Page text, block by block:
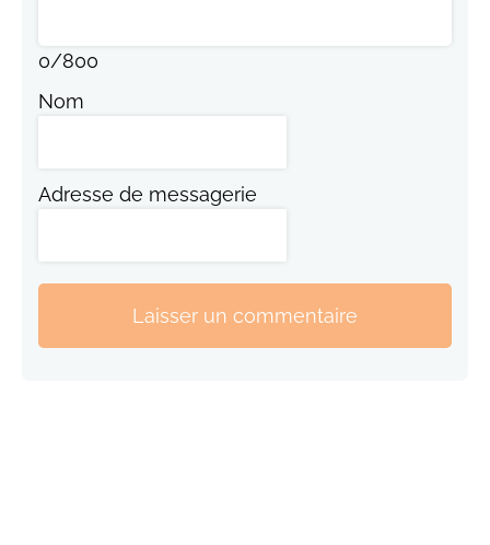
0/800
Nom
Adresse de messagerie
Laisser un commentaire